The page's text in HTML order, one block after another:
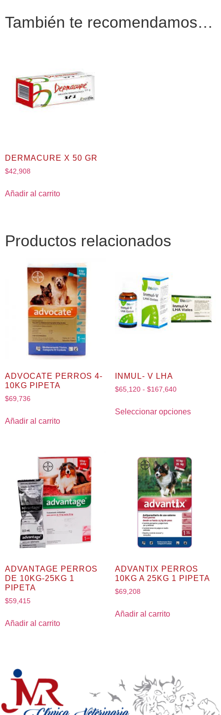
También te recomendamos…
DERMACURE X 50 GR
$42,908
Añadir al carrito
Productos relacionados
ADVOCATE PERROS 4-
10KG PIPETA
$69,736
Añadir al carrito
INMUL- V LHA
$65,120 - $167,640
Seleccionar opciones
ADVANTAGE PERROS
DE 10KG-25KG 1
PIPETA
$59,415
Añadir al carrito
ADVANTIX PERROS
10KG A 25KG 1 PIPETA
$69,208
Añadir al carrito